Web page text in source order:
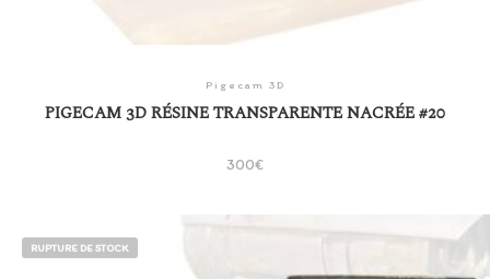
Pigecam 3D
PIGECAM 3D RÉSINE TRANSPARENTE NACRÉE #20
300€
RUPTURE DE STOCK